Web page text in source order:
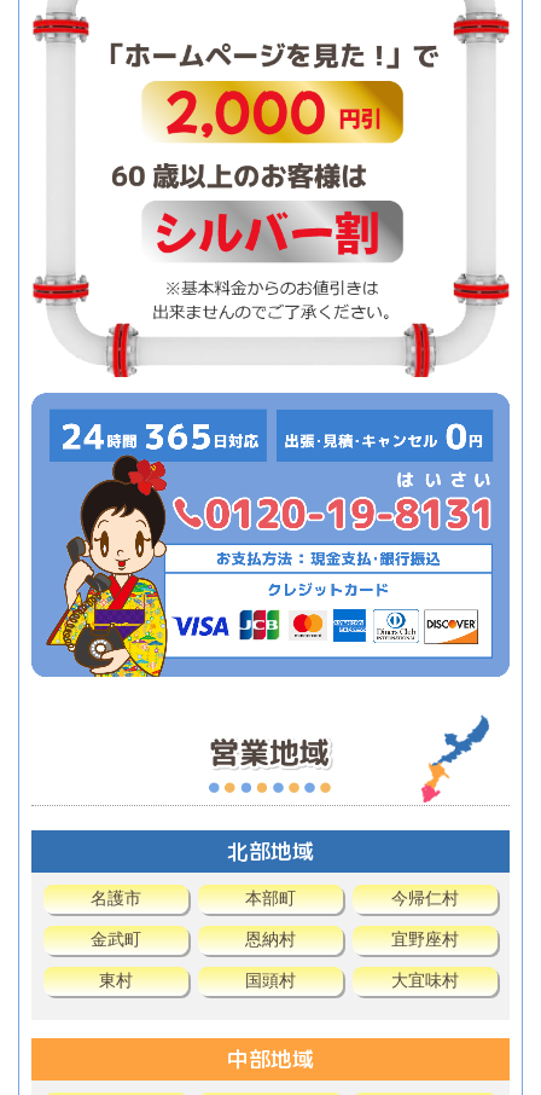
北部地域
名護市 本部町 今帰仁村
金武町 恩納村 宜野座村
東村 国頭村 大宜味村
中部地域